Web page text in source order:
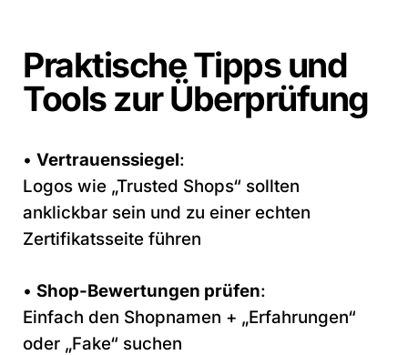
Praktische Tipps und
Tools zur Überprüfung
• Vertrauenssiegel:
Logos wie „Trusted Shops“ sollten
anklickbar sein und zu einer echten
Zertifikatsseite führen
• Shop-Bewertungen prüfen:
Einfach den Shopnamen + „Erfahrungen“
oder „Fake“ suchen